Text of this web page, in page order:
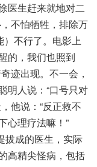
医生赶来就地对二
不怕牺牲，排除万
不行了。电影上
的，我们也照到
迹出现。不一会，
明人说：“口号只对
他说：“反正救不
理疗法嘛！”
成的医生，实际
高精尖怪病，包括